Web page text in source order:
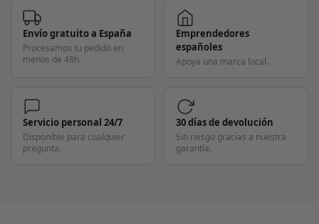
Envío gratuito a España
Procesamos tu pedido en
menos de 48h.
Emprendedores
españoles
Apoya una marca local.
Servicio personal 24/7
Disponible para cualquier
pregunta.
30 días de devolución
Sin riesgo gracias a nuestra
garantía.